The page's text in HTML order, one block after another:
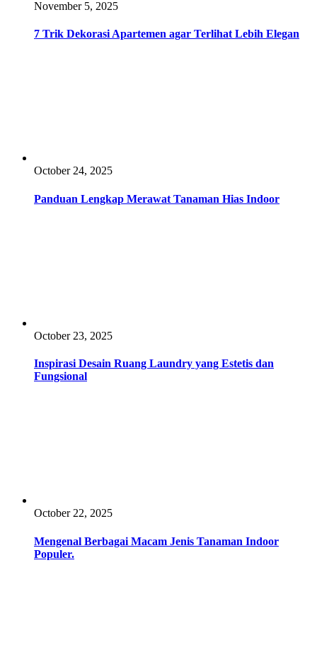
November 5, 2025
7 Trik Dekorasi Apartemen agar Terlihat Lebih Elegan
October 24, 2025
Panduan Lengkap Merawat Tanaman Hias Indoor
October 23, 2025
Inspirasi Desain Ruang Laundry yang Estetis dan
Fungsional
October 22, 2025
Mengenal Berbagai Macam Jenis Tanaman Indoor
Populer.